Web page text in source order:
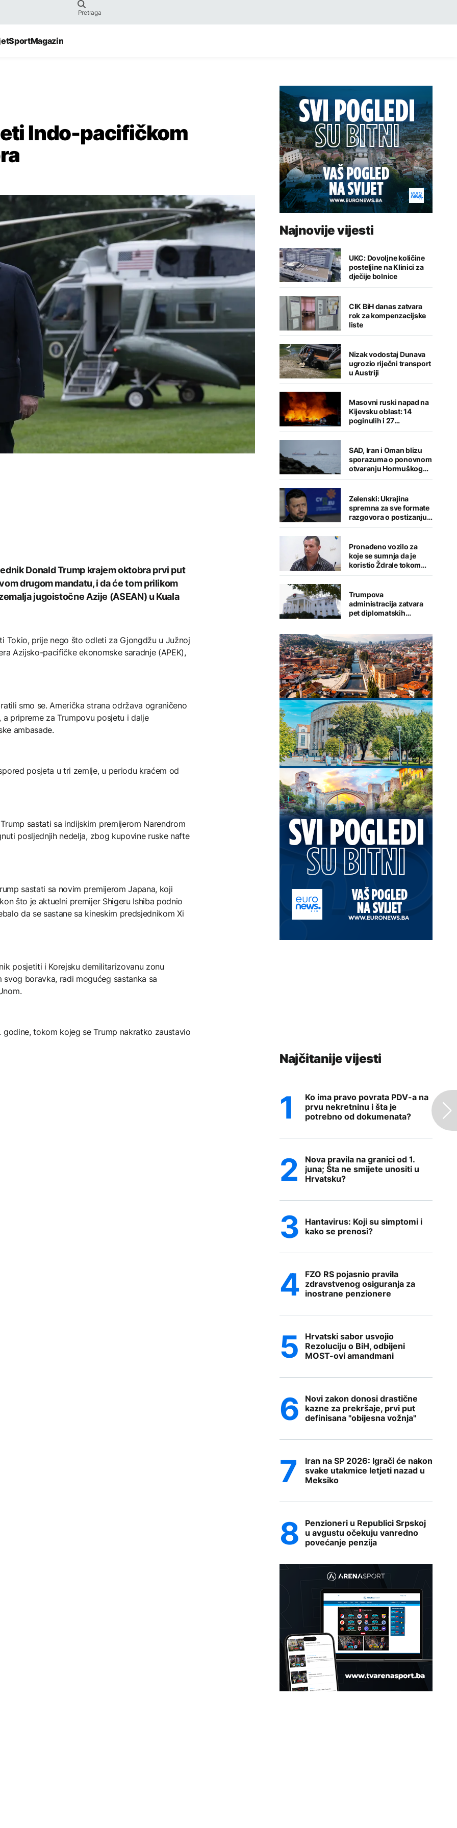
SportMagazin
Indo-pacifičkom
Donald Trump krajem oktobra prvi put
drugom mandatu, i da će tom prilikom
jugoistočne Azije (ASEAN) u Kuala
Tokio, prije nego što odleti za Gjongdžu u Južnoj
Azijsko-pacifičke ekonomske saradnje (APEK),
smo se. Američka strana održava ograničeno
pripreme za Trumpovu posjetu i dalje
ambasade.
posjeta u tri zemlje, u periodu kraćem od
sastati sa indijskim premijerom Narendrom
posljednjih nedelja, zbog kupovine ruske nafte
sastati sa novim premijerom Japana, koji
što je aktuelni premijer Shigeru Ishiba podnio
da se sastane sa kineskim predsjednikom Xi
posjetiti i Korejsku demilitarizovanu zonu
boravka, radi mogućeg sastanka sa
godine, tokom kojeg se Trump nakratko zaustavio
Najnovije vijesti
UKC: Dovoljne količine
posteljine na Klinici za
dječije bolnice
CIK BiH danas zatvara
rok za kompenzacijske
liste
Nizak vodostaj Dunava
ugrozio riječni transport
u Austriji
Masovni ruski napad na
Kijevsku oblast: 14
poginulih i 27
povrijeđenih
SAD, Iran i Oman blizu
sporazuma o ponovnom
otvaranju Hormuškog
moreuza
Zelenski: Ukrajina
spremna za sve formate
razgovora o postizanju
mira
Pronađeno vozilo za
koje se sumnja da je
koristio Ždrale tokom
pucnjave
Trumpova
administracija zatvara
pet diplomatskih
Najčitanije vijesti
Ko ima pravo povrata PDV-a na
prvu nekretninu i šta je
potrebno od dokumenata?
Nova pravila na granici od 1.
juna; Šta ne smijete unositi u
Hrvatsku?
Hantavirus: Koji su simptomi i
kako se prenosi?
FZO RS pojasnio pravila
zdravstvenog osiguranja za
inostrane penzionere
Hrvatski sabor usvojio
Rezoluciju o BiH, odbijeni
MOST-ovi amandmani
Novi zakon donosi drastične
kazne za prekršaje, prvi put
definisana "obijesna vožnja"
Iran na SP 2026: Igrači će nakon
svake utakmice letjeti nazad u
Meksiko
Penzioneri u Republici Srpskoj
u avgustu očekuju vanredno
povećanje penzija